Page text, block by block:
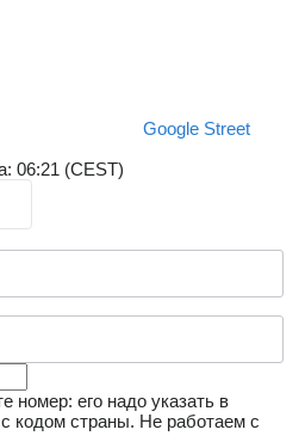
Google Street
06:21 (CEST)
номер: его надо указать в
кодом страны. Не работаем с